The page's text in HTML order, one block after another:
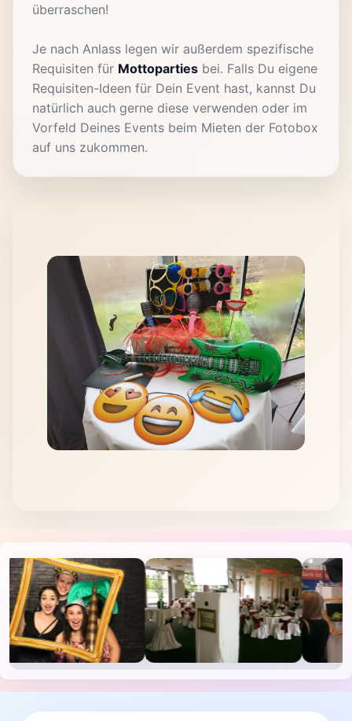
überraschen!
Je nach Anlass legen wir außerdem spezifische
Requisiten für Mottoparties bei. Falls Du eigene
Requisiten-Ideen für Dein Event hast, kannst Du
natürlich auch gerne diese verwenden oder im
Vorfeld Deines Events beim Mieten der Fotobox
auf uns zukommen.